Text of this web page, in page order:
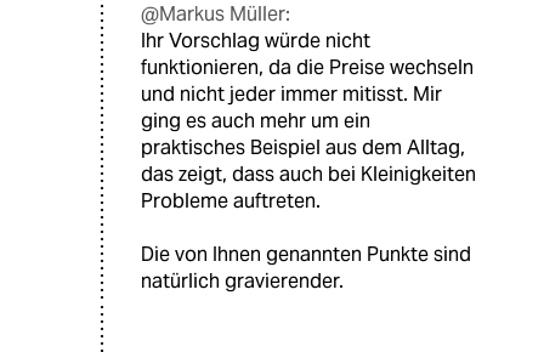
@Markus Müller:
Ihr Vorschlag würde nicht
funktionieren, da die Preise wechseln
und nicht jeder immer mitisst. Mir
ging es auch mehr um ein
praktisches Beispiel aus dem Alltag,
das zeigt, dass auch bei Kleinigkeiten
Probleme auftreten.
Die von Ihnen genannten Punkte sind
natürlich gravierender.